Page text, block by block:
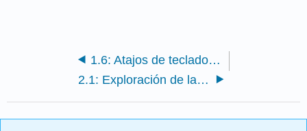
1.6: Atajos de teclado útiles
2.1: Exploración de la ventana de Word